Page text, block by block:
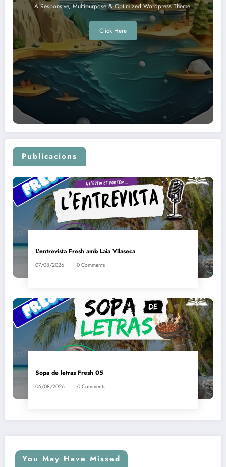
A Responsive, Multipurpose & Optimized Wordpress Theme.
Click Here
Publicacions
L’entrevista Fresh amb Laia Vilaseca
07/08/2026 0 Comments
Sopa de letras Fresh 05
06/08/2026 0 Comments
You May Have Missed